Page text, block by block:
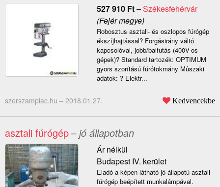
527 910 Ft–Székesfehérvár
(Fejér megye)
Robosztus asztali- és oszlopos fúrógép
ékszíjhajtással? Forgásirány váltó
kapcsolóval, jobb/balfutás (400V-os
gépek)? Standard tartozék: OPTIMUM
gyors szorítású fúrótokmány Mûszaki
adatok: ? Elektr...
szerszampiac.hu – 2018.01.27. Kedvencekbe
asztali fúrógép– jó állapotban
Ár nélkül
Budapest IV. kerület
Eladó a képen látható jó állapotú asztali
fúrógép beépített munkalámpával.